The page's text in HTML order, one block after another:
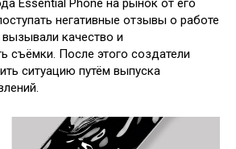
Essential Phone на рынок от его
негативные отзывы о работе
качество и
съёмки. После этого создатели
ситуацию путём выпуска